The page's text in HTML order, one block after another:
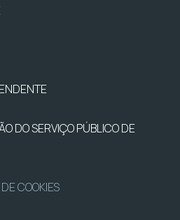
DO SERVIÇO PÚBLICO DE
COOKIES